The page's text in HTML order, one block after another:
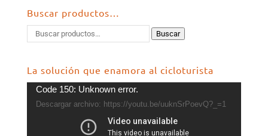
Buscar productos…
Buscar
La solución que enamora al cicloturista
Reproductor
Code 150: Unknown error.
Descargar archivo: https://youtu.be/uuknSrPoevQ?_=1